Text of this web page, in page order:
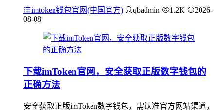
imtoken钱包官网(中国官方) qbadmin 1.2K
2026-
08-08
下载imToken官网，安全获取正版数字钱包的
正确方法
安全获取正版imToken数字钱包，需认准官方网站渠道，